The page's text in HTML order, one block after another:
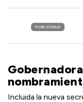
PUBLICIDAD
Incluida la nueva